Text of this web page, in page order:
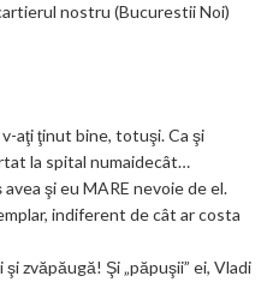
nostru (Bucurestii Noi)
aţi ţinut bine, totuşi. Ca şi
la spital numaidecât…
şi eu MARE nevoie de el.
indiferent de cât ar costa
zvăpăugă! Şi „păpuşii” ei, Vladi